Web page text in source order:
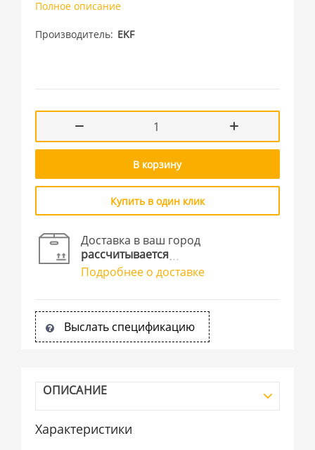
Полное описание
Производитель EKF
В корзину
Купить в один клик
Доставка в ваш город
рассчитывается
Подробнее о доставке
Выслать спецификацию
ОПИСАНИЕ
Характеристики